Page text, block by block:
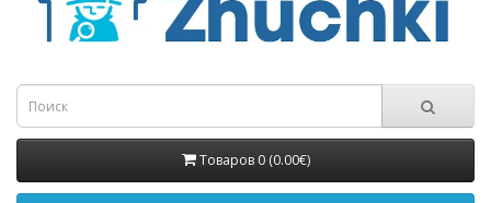
Товаров 0 (0.00€)